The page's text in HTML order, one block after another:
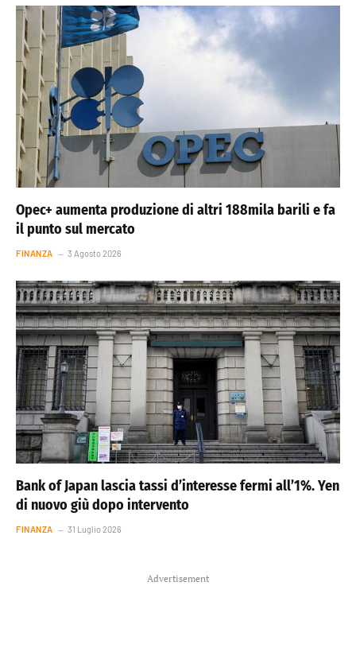
Opec+ aumenta produzione di altri 188mila barili e fa
il punto sul mercato
FINANZA 3 Agosto 2026
Bank of Japan lascia tassi d’interesse fermi all’1%. Yen
di nuovo giù dopo intervento
FINANZA 31 Luglio 2026
Advertisement